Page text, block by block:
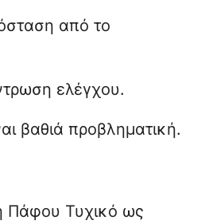
από το
ελέγχου.
βαθιά προβληματική.
Πάφου Τυχικό ως